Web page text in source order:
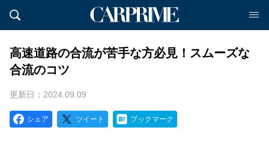
高速道路の合流が苦手な方必見！スムーズな
合流のコツ
更新日：2024.09.09
シェア ツイート ブックマーク